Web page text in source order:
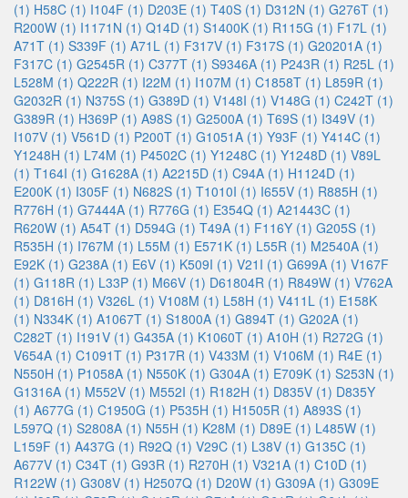
(1) H58C (1) I104F (1) D203E (1) T40S (1) D312N (1) G276T (1)
R200W (1) I1171N (1) Q14D (1) S1400K (1) R115G (1) F17L (1)
A71T (1) S339F (1) A71L (1) F317V (1) F317S (1) G20201A (1)
F317C (1) G2545R (1) C377T (1) S9346A (1) P243R (1) R25L (1)
L528M (1) Q222R (1) I22M (1) I107M (1) C1858T (1) L859R (1)
G2032R (1) N375S (1) G389D (1) V148I (1) V148G (1) C242T (1)
G389R (1) H369P (1) A98S (1) G2500A (1) T69S (1) I349V (1)
I107V (1) V561D (1) P200T (1) G1051A (1) Y93F (1) Y414C (1)
Y1248H (1) L74M (1) P4502C (1) Y1248C (1) Y1248D (1) V89L
(1) T164I (1) G1628A (1) A2215D (1) C94A (1) H1124D (1)
E200K (1) I305F (1) N682S (1) T1010I (1) I655V (1) R885H (1)
R776H (1) G7444A (1) R776G (1) E354Q (1) A21443C (1)
R620W (1) A54T (1) D594G (1) T49A (1) F116Y (1) G205S (1)
R535H (1) I767M (1) L55M (1) E571K (1) L55R (1) M2540A (1)
E92K (1) G238A (1) E6V (1) K509I (1) V21I (1) G699A (1) V167F
(1) G118R (1) L33P (1) M66V (1) D61804R (1) R849W (1) V762A
(1) D816H (1) V326L (1) V108M (1) L58H (1) V411L (1) E158K
(1) N334K (1) A1067T (1) S1800A (1) G894T (1) G202A (1)
C282T (1) I191V (1) G435A (1) K1060T (1) A10H (1) R272G (1)
V654A (1) C1091T (1) P317R (1) V433M (1) V106M (1) R4E (1)
N550H (1) P1058A (1) N550K (1) G304A (1) E709K (1) S253N (1)
G1316A (1) M552V (1) M552I (1) R182H (1) D835V (1) D835Y
(1) A677G (1) C1950G (1) P535H (1) H1505R (1) A893S (1)
L597Q (1) S2808A (1) N55H (1) K28M (1) D89E (1) L485W (1)
L159F (1) A437G (1) R92Q (1) V29C (1) L38V (1) G135C (1)
A677V (1) C34T (1) G93R (1) R270H (1) V321A (1) C10D (1)
R122W (1) G308V (1) H2507Q (1) D20W (1) G309A (1) G309E